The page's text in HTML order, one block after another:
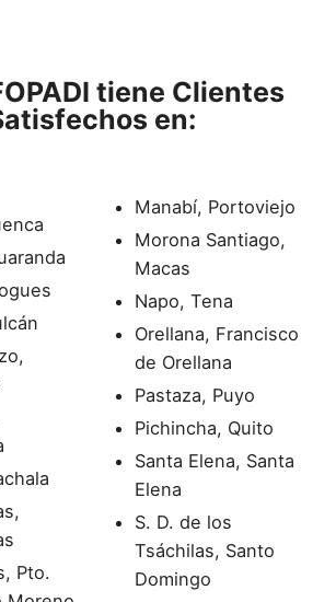
tiene Clientes
en:
Pto.
Manabí, Portoviejo
Morona Santiago,
Macas
Napo, Tena
Orellana, Francisco
de Orellana
Pastaza, Puyo
Pichincha, Quito
Santa Elena, Santa
Elena
S. D. de los
Tsáchilas, Santo
Domingo